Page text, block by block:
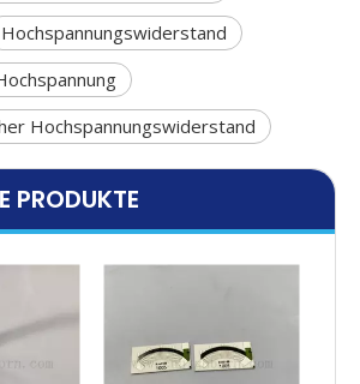
Hochspannungswiderstand
Hochspannungswiderstand
PRODUKTE